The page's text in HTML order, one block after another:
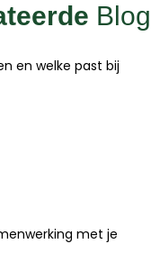
Blog
en welke past bij
met je